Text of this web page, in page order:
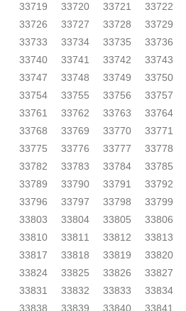
33719
33720 33721 33722
33726
33727 33728 33729
33733
33734 33735 33736
33740
33741 33742 33743
33747
33748 33749 33750
33754
33755 33756 33757
33761
33762 33763 33764
33768
33769 33770 33771
33775
33776 33777 33778
33782
33783 33784 33785
33789
33790 33791 33792
33796
33797 33798 33799
33803
33804 33805 33806
33810
33811 33812 33813
33817
33818 33819 33820
33824
33825 33826 33827
33831
33832 33833 33834
33838
33839 33840 33841